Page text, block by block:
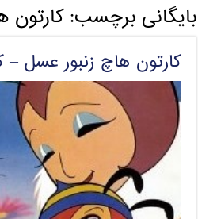
بایگانی برچسب:کارتون
کارتون هاچ زنبور عسل –